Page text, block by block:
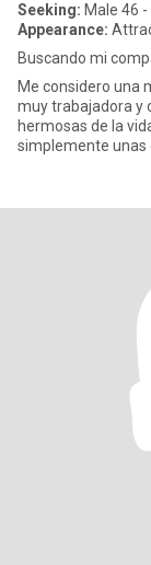
Seeking: Male 46 -
Appearance:
Buscando mi
Me considero una
muy trabajadora y
hermosas de la
simplemente unas